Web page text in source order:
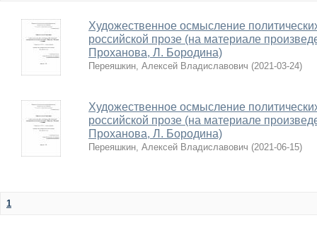
Художественное осмысление
российской прозе (на материале
Проханова, Л. Бородина)
Переяшкин, Алексей Владиславович (2021-03-24)
Художественное осмысление
российской прозе (на материале
Проханова, Л. Бородина)
Переяшкин, Алексей Владиславович (2021-06-15)
1